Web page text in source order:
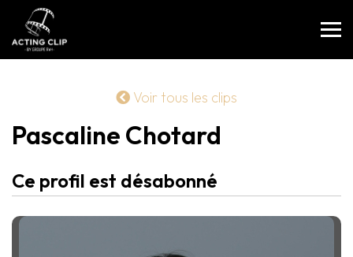
Voir tous les clips
Pascaline Chotard
Ce profil est désabonné